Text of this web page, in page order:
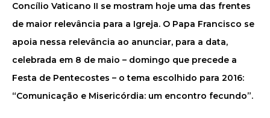
Concílio Vaticano II se mostram hoje uma das frentes
de maior relevância para a Igreja. O Papa Francisco se
apoia nessa relevância ao anunciar, para a data,
celebrada em 8 de maio – domingo que precede a
Festa de Pentecostes – o tema escolhido para 2016:
“Comunicação e Misericórdia: um encontro fecundo”.